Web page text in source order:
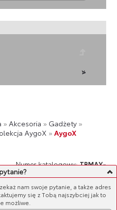
»Akcesoria » Gadżety»
AygoX »AygoX
Numer katalogowy:TBMAY-
nam swoje pytanie, a także adres
się z Tobą najszybciej jak to
możliwe.